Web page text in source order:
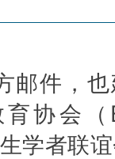
邮件，
协会
学者联